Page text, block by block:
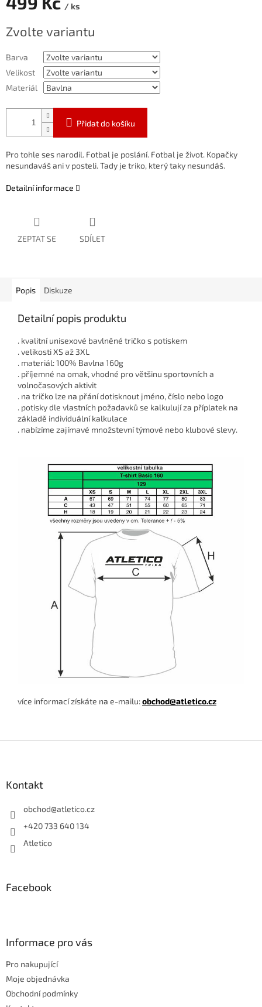
/ ks
cena:
Zvolte variantu
Barva
Velikost
Materiál
Přidat do košíku
Pro tohle ses narodil. Fotbal je poslání. Fotbal je život. Kopačky
nesundaváš ani v posteli. Tady je triko, který taky nesundáš.
Detailní informace
ZEPTAT SE SDÍLET
Popis Diskuze
Detailní popis produktu
. kvalitní unisexové bavlněné tričko s potiskem
. velikosti XS až 3XL
. materiál: 100% Bavlna 160g
. příjemné na omak, vhodné pro většinu sportovních a
volnočasových aktivit
. na tričko lze na přání dotisknout jméno, číslo nebo logo
. potisky dle vlastních požadavků se kalkulují za příplatek na
základě individuální kalkulace
. nabízíme zajímavé množstevní týmové nebo klubové slevy.
více informací získáte na e-mailu:obchod@atletico.cz
Kontakt
obchod@atletico.cz
+420 733 640 134
Atletico
Facebook
Informace pro vás
Pro nakupující
Moje objednávka
Obchodní podmínky